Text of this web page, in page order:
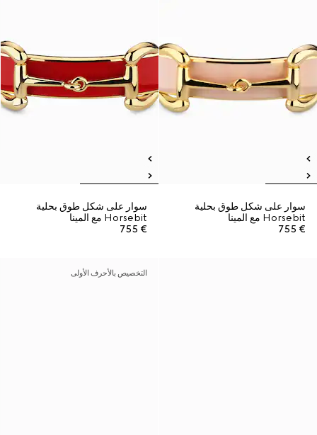
سوار على شكل طوق بحلية
Horsebit مع المينا
€ 755
سوار على شكل طوق بحلية
Horsebit مع المينا
€ 755
التخصيص بالأحرف الأولى